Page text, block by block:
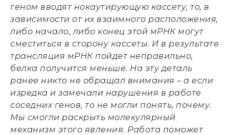
геном вводят нокаутирующую кассету, то, в
зависимости от их взаимного расположения,
либо начало, либо конец этой мРНК могут
сместиться в сторону кассеты. И в результате
трансляция мРНК пойдет неправильно,
белка получится меньше. На эту деталь
ранее никто не обращал внимания – а если
изредка и замечали нарушения в работе
соседних генов, то не могли понять, почему.
Мы смогли раскрыть молекулярный
механизм этого явления. Работа поможет